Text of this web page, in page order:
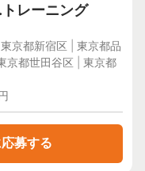
レーニング
京都新宿区 | 東京都品
京都世田谷区 | 東京都
募する